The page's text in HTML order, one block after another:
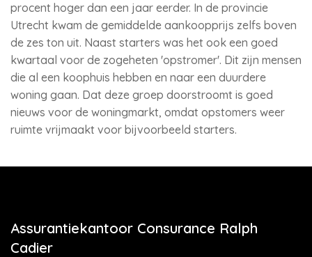
procent hoger dan een jaar eerder. In de provincie
Utrecht kwam de gemiddelde aankoopprijs zelfs boven
de zes ton uit. Naast starters was het ook een goed
kwartaal voor de zogeheten 'opstromer'. Dit zijn mensen
die al een koophuis hebben en naar een duurdere
woning gaan. Dat deze groep doorstroomt is goed
nieuws voor de woningmarkt, omdat opstomers weer
ruimte vrijmaakt voor bijvoorbeeld starters.
Assurantiekantoor Consurance Ralph
Cadier